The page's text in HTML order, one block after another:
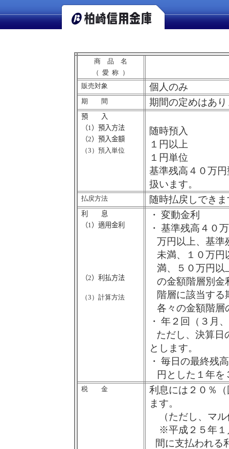
商 品 名
（愛称 ）
販売対象
個人のみ
期 間 期間の定めはあ
預 入
（1）預入方法
（2）預入金額
（3 ）預入単位
随時預入
１円以上
１円単位
基準残高４０万
扱います。
払戻方法 随時払戻しでき
利 息
（1）適用金利
（2）利払方法
（3 ）計算方法
・ 変動金利
・ 基準残高４０
万円以上、基準
未満、１０万円
満、５０万円以
の金額階層別金
階層に該当する
各々の金額階層
・ 年２回（３月
ただし、決算日
とします。
・ 毎日の最終残
円とした１年
税 金
利息には２０％
ます。
（ただし、マル
※平成２５年１
間に支払われる